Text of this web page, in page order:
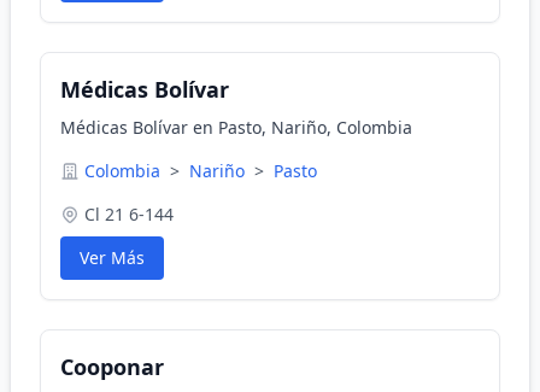
Médicas Bolívar
Médicas Bolívar en Pasto, Nariño, Colombia
Colombia > Nariño > Pasto
Cl 21 6-144
Ver Más
Cooponar